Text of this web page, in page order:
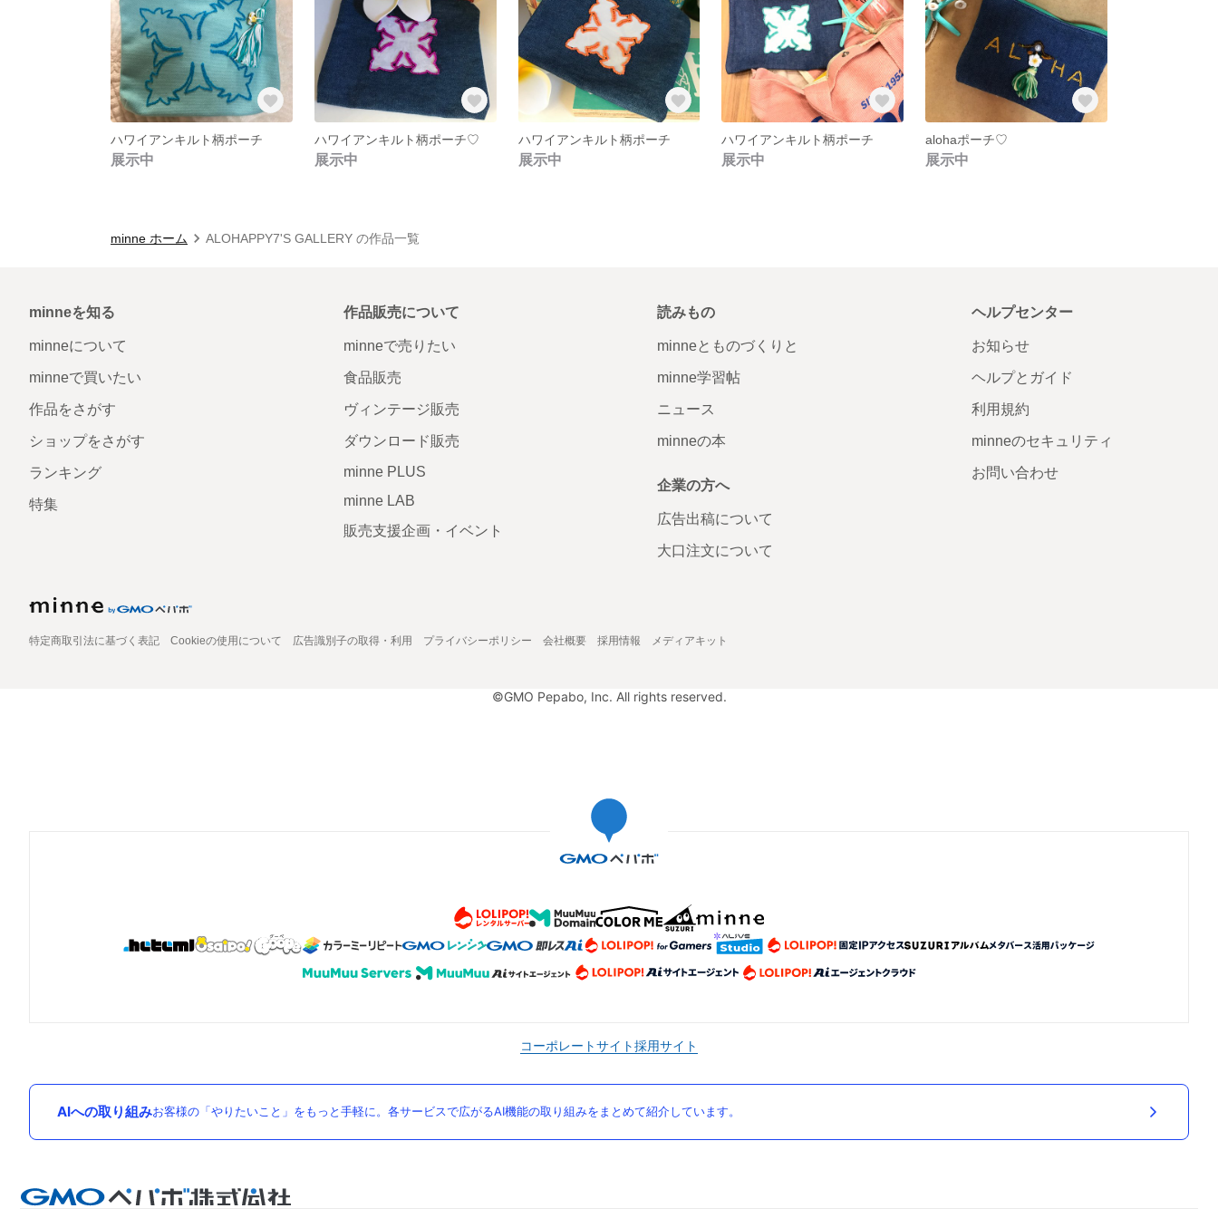
ハワイアンキルト柄ポーチ
展示中
ハワイアンキルト柄ポーチ♡
展示中
ハワイアンキルト柄ポーチ
展示中
ハワイアンキルト柄ポーチ
展示中
alohaポーチ♡
展示中
minne ホーム ALOHAPPY7'S GALLERY の作品一覧
minneを知る
minneについて
minneで買いたい
作品をさがす
ショップをさがす
ランキング
特集
作品販売について
minneで売りたい
食品販売
ヴィンテージ販売
ダウンロード販売
minne PLUS
minne LAB
販売支援企画・イベント
読みもの
minneとものづくりと
minne学習帖
ニュース
minneの本
企業の方へ
広告出稿について
大口注文について
ヘルプセンター
お知らせ
ヘルプとガイド
利用規約
minneのセキュリティ
お問い合わせ
特定商取引法に基づく表記 Cookieの使用について 広告識別子の取得・利用 プライバシーポリシー 会社概要 採用情報 メディアキット
©GMO Pepabo, Inc. All rights reserved.
コーポレートサイト採用サイト
AIへの取り組みお客様の「やりたいこと」をもっと手軽に。各サービスで広がるAI機能の取り組みをまとめて紹介しています。